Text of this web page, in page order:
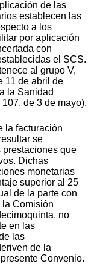
de las
establecen las
a los
por aplicación
con
el SCS.
al grupo V,
11 de abril de
la Sanidad
de 3 de mayo).
la facturación
se
que
Dichas
monetarias
superior al 25
de la parte con
Comisión
no
en las
las
de la
Convenio.